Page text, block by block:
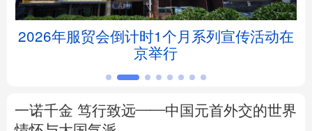
浙江 安徽 福建 江西
四川 贵州
谁说中国人造不出自己的芯片？
一诺千金 笃行致远——中国元首外交的世界